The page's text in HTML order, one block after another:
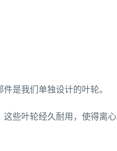
是我们单独设计的叶轮。
些叶轮经久耐用，使得离心